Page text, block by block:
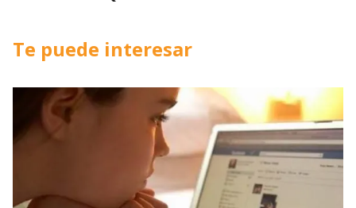
Te puede interesar